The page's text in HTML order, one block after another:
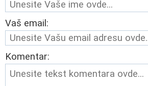
Vaš email:
Komentar: